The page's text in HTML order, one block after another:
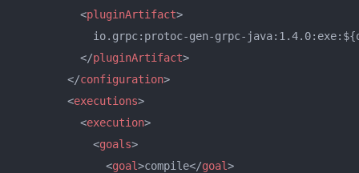
<pluginArtifact>
io.grpc:protoc-gen-grpc-
</pluginArtifact>
</configuration>
<executions>
<execution>
<goals>
<goal>compile</goal>